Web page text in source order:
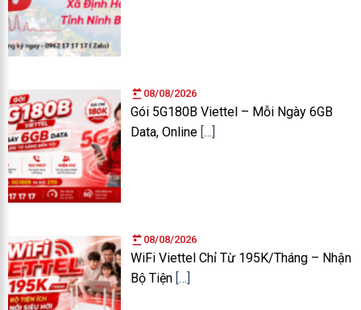
08/08/2026
Gói 5G180B Viettel – Mỗi Ngày 6GB
Data, Online […]
08/08/2026
WiFi Viettel Chỉ Từ 195K/Tháng – Nhận
Bộ Tiện […]